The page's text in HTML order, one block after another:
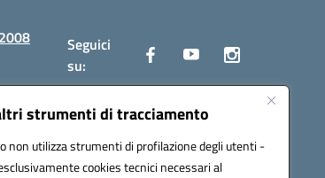
strumenti di tracciamento
non utilizza strumenti di profilazione degli utenti -
cookies tecnici necessari al
Seguici
su: